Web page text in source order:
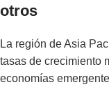
otros
La región de Asia
tasas de crecimiento
economías